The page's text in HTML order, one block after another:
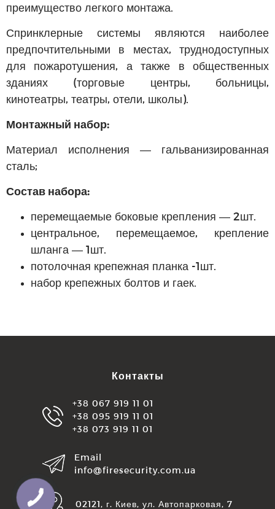
преимущество легкого монтажа.
Спринклерные системы являются наиболее
предпочтительными в местах, труднодоступных
для пожаротушения, а также в общественных
зданиях (торговые центры, больницы,
кинотеатры, театры, отели, школы).
Монтажный набор:
Материал исполнения — гальванизированная
сталь;
Состав набора:
перемещаемые боковые крепления — 2шт.
центральное, перемещаемое, крепление
шланга — 1шт.
потолочная крепежная планка -1шт.
набор крепежных болтов и гаек.
Контакты
+38 067 919 11 01
+38 095 919 11 01
+38 073 919 11 01
Email
info@firesecurity.com.ua
02121, г. Киев, ул. Автопарковая, 7